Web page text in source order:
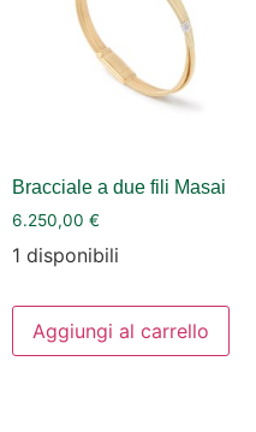
Bracciale a due fili Masai
6.250,00 €
1 disponibili
Aggiungi al carrello